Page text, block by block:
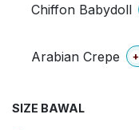
Chiffon Babydoll
Arabian Crepe +
SIZE BAWAL